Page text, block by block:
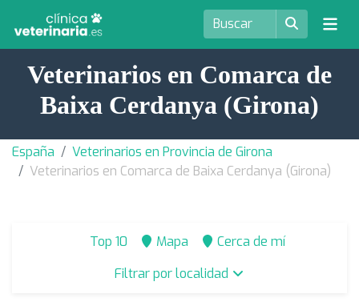
Veterinarios en Comarca de
Baixa Cerdanya (Girona)
España
Veterinarios en Provincia de Girona
Veterinarios en Comarca de Baixa Cerdanya (Girona)
Top 10 Mapa
Cerca de mí
Filtrar por localidad